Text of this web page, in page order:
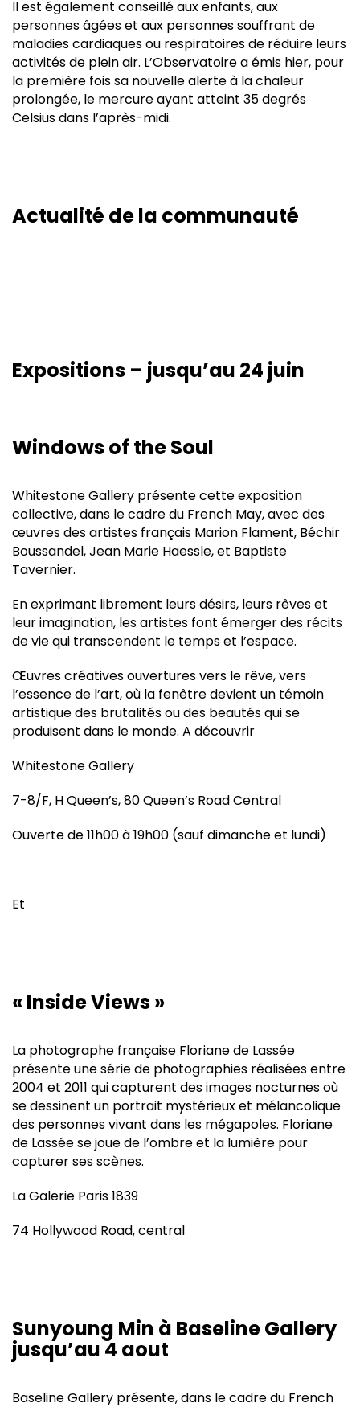
Il est également conseillé aux enfants, aux
personnes âgées et aux personnes souffrant de
maladies cardiaques ou respiratoires de réduire leurs
activités de plein air. L’Observatoire a émis hier, pour
la première fois sa nouvelle alerte à la chaleur
prolongée, le mercure ayant atteint 35 degrés
Celsius dans l’après-midi.
Actualité de la communauté
Expositions – jusqu’au 24 juin
Windows of the Soul
Whitestone Gallery présente cette exposition
collective, dans le cadre du French May, avec des
œuvres des artistes français Marion Flament, Béchir
Boussandel, Jean Marie Haessle, et Baptiste
Tavernier.
En exprimant librement leurs désirs, leurs rêves et
leur imagination, les artistes font émerger des récits
de vie qui transcendent le temps et l’espace.
Œuvres créatives ouvertures vers le rêve, vers
l’essence de l’art, où la fenêtre devient un témoin
artistique des brutalités ou des beautés qui se
produisent dans le monde. A découvrir
Whitestone Gallery
7-8/F, H Queen’s, 80 Queen’s Road Central
Ouverte de 11h00 à 19h00 (sauf dimanche et lundi)
Et
« Inside Views »
La photographe française Floriane de Lassée
présente une série de photographies réalisées entre
2004 et 2011 qui capturent des images nocturnes où
se dessinent un portrait mystérieux et mélancolique
des personnes vivant dans les mégapoles. Floriane
de Lassée se joue de l’ombre et la lumière pour
capturer ses scènes.
La Galerie Paris 1839
74 Hollywood Road, central
Sunyoung Min à Baseline Gallery
jusqu’au 4 aout
Baseline Gallery présente, dans le cadre du French